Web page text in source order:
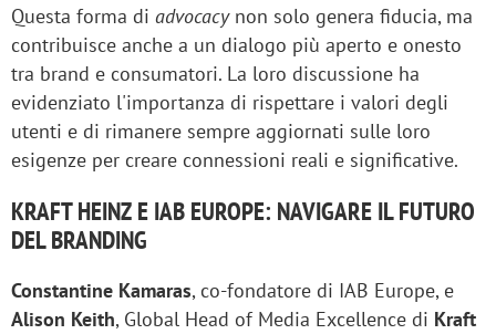
Questa forma di advocacynon solo genera fiducia, ma
contribuisce anche a un dialogo più aperto e onesto
tra brand e consumatori. La loro discussione ha
evidenziato l'importanza di rispettare i valori degli
utenti e di rimanere sempre aggiornati sulle loro
esigenze per creare connessioni reali e significative.
KRAFT HEINZ E IAB EUROPE: NAVIGARE IL FUTURO
DEL BRANDING
Constantine Kamaras, co-fondatore di IAB Europe, e
Alison Keith, Global Head of Media Excellence di Kraft